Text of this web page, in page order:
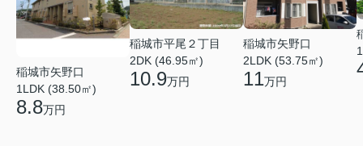
稲城市矢野口
1LDK (38.50㎡)
8.8万円
稲城市平尾２丁目
2DK (46.95㎡)
10.9万円
稲城市矢野口
2LDK (53.75㎡)
11万円